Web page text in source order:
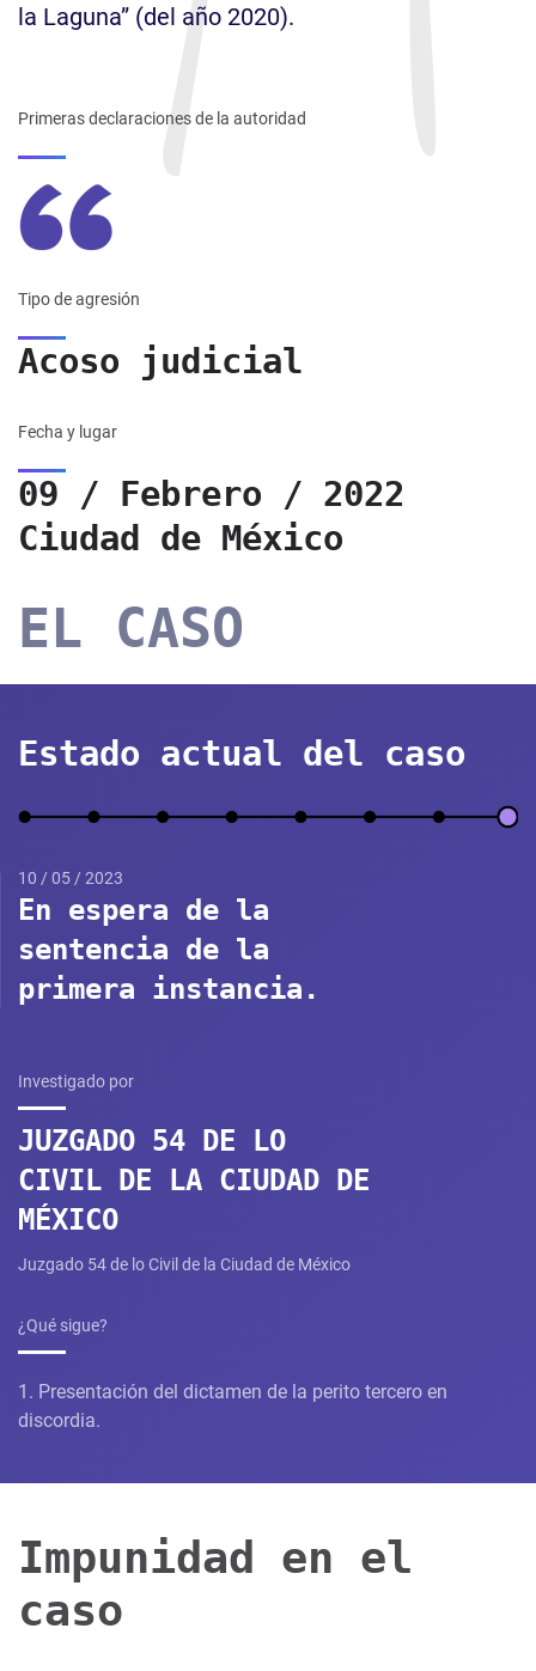
la Laguna” (del año 2020).
Primeras declaraciones de la autoridad
Tipo de agresión
Acoso judicial
Fecha y lugar
09 / Febrero / 2022
Ciudad de México
EL CASO
Estado actual del caso
10 / 05 / 2023
En espera de la
sentencia de la
primera instancia.
Investigado por
JUZGADO 54 DE LO
CIVIL DE LA CIUDAD DE
MÉXICO
Juzgado 54 de lo Civil de la Ciudad de México​
¿Qué sigue?
1. Presentación del dictamen de la perito tercero en
discordia.
Impunidad en el
caso